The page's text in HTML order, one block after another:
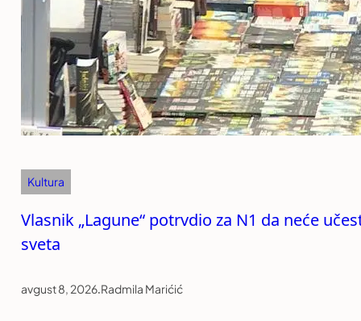
Kultura
Vlasnik „Lagune“ potrvdio za N1 da neće
sveta
avgust 8, 2026.Radmila Marićić